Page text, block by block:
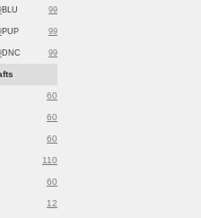
BLU 99
PUP 99
DNC 99
60
60
60
110
60
12